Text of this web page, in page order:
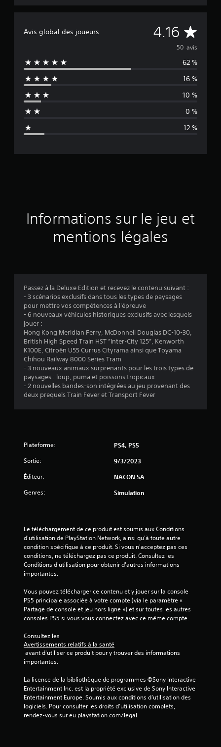
Avis global des joueurs 4.16 M
o
y
e
n
d
a
4
.
6
s
s
5
(
0
a
50 avis
62 %
16 %
10 %
0 %
12 %
Informations sur le jeu et
mentions légales
Passez à la Deluxe Edition et recevez le contenu suivant :
- 3 scénarios exclusifs dans tous les types de paysages
pour mettre vos compétences à l'épreuve
- 6 nouveaux véhicules historiques exclusifs avec lesquels
jouer :
Hong Kong Meridian Ferry, McDonnell Douglas DC-10-30,
British High Speed Train HST ”Inter-City 125”, Kenworth
K100E, Citroën U55 Currus Cityrama ainsi que Toyama
Chihou Railway 8000 Series Tram
- 3 nouveaux animaux surprenants pour les trois types de
paysages : loup, puma et poissons tropicaux
- 2 nouvelles bandes-son intégrées au jeu provenant des
deux prequels Train Fever et Transport Fever
Plateforme: PS4, PS5
Sortie: 9/3/2023
Éditeur: NACON SA
Genres: Simulation
Le téléchargement de ce produit est soumis aux Conditions
d'utilisation de PlayStation Network, ainsi qu'à toute autre
condition spécifique à ce produit. Si vous n'acceptez pas ces
conditions, ne téléchargez pas ce produit. Consultez les
Conditions d'utilisation pour obtenir d'autres informations
importantes.
Vous pouvez télécharger ce contenu et y jouer sur la console
PS5 principale associée à votre compte (via le paramètre «
Partage de console et jeu hors ligne ») et sur toutes les autres
consoles PS5 si vous vous connectez avec ce même compte.
Consultez les
Avertissements relatifs à la santé
importantes.
La licence de la bibliothèque de programmes ©Sony Interactive
Entertainment Inc. est la propriété exclusive de Sony Interactive
Entertainment Europe. Soumis aux conditions d’utilisation des
logiciels. Pour consulter les droits d’utilisation complets,
rendez-vous sur eu.playstation.com/legal.